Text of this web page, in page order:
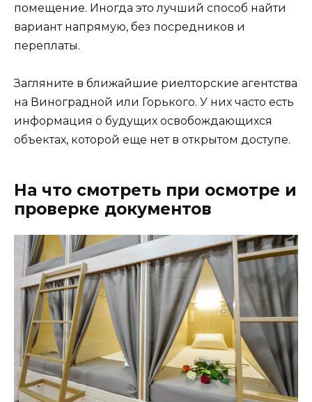
помещение. Иногда это лучший способ найти
вариант напрямую, без посредников и
переплаты.
Загляните в ближайшие риелторские агентства
на Виноградной или Горького. У них часто есть
информация о будущих освобождающихся
объектах, которой еще нет в открытом доступе.
На что смотреть при осмотре и
проверке документов